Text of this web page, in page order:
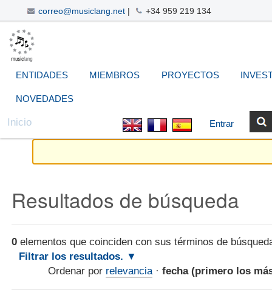
correo@musiclang.net| +34 959 219 134
Cambiar
a
contenido.
Navegación
ENTIDADES MIEMBROS PROYECTOS
NOVEDADES
Entrar
Inicio
Resultados de búsqueda
0 elementos que coinciden con sus términos de
Filtrar los resultados.
Ordenar por relevancia · fecha (primero los